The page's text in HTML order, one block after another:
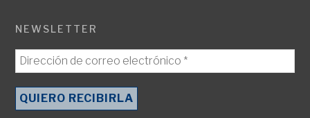
NEWSLETTER